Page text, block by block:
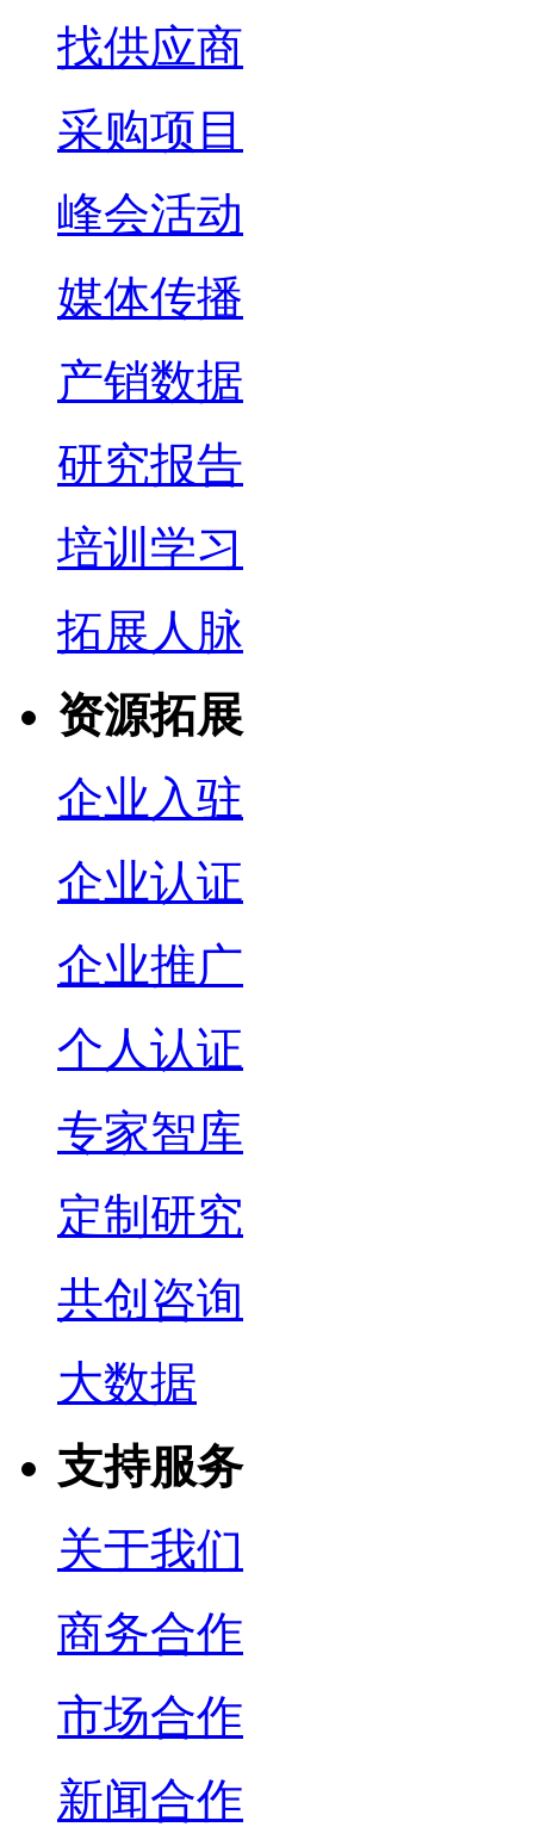
找供应商
采购项目
峰会活动
媒体传播
产销数据
研究报告
培训学习
拓展人脉
资源拓展
企业入驻
企业认证
企业推广
个人认证
专家智库
定制研究
共创咨询
大数据
支持服务
关于我们
商务合作
市场合作
新闻合作